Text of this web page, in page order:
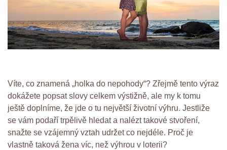
Víte, co znamená „holka do nepohody“? Zřejmě tento výraz
dokážete popsat slovy celkem výstižně, ale my k tomu
ještě doplníme, že jde o tu největší životní výhru. Jestliže
se vám podaří trpělivě hledat a nalézt takové stvoření,
snažte se vzájemný vztah udržet co nejdéle. Proč je
vlastně taková žena víc, než výhrou v loterii?